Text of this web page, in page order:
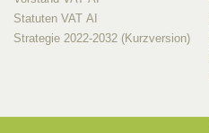
Statuten VAT AI
Strategie 2022-2032 (Kurzversion)